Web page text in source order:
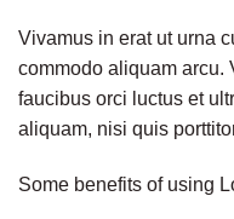
Vivamus in erat ut urna
commodo aliquam arcu.
faucibus orci luctus et
aliquam, nisi quis
Some benefits of using